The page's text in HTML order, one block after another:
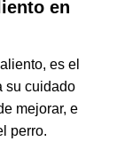
en
es el
su cuidado
mejorar, e
perro.